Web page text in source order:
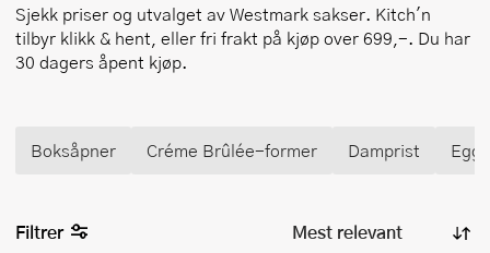
Sjekk priser og utvalget avWestmarksakser. Kitch'n
tilbyr klikk & hent, eller fri frakt på kjøp over 699,-. Du har
30 dagers åpent kjøp.
Boksåpner Créme Brûlée-former Damprist
Filtrer